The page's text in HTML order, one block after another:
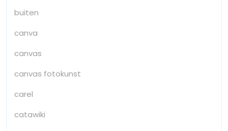
buiten
canva
canvas
canvas fotokunst
carel
catawiki